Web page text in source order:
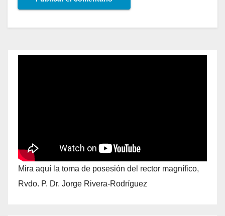
Mira aquí la toma de posesión del rector magnífico,
Rvdo. P. Dr. Jorge Rivera-Rodríguez